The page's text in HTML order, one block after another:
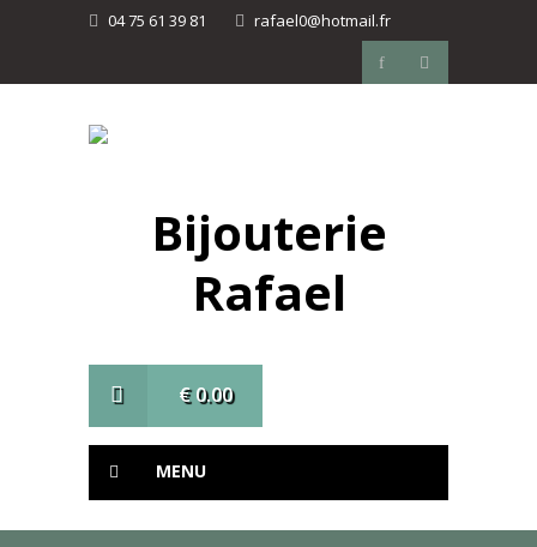
04 75 61 39 81 rafael0@hotmail.fr
Bijouterie
Rafael
€0.00
MENU